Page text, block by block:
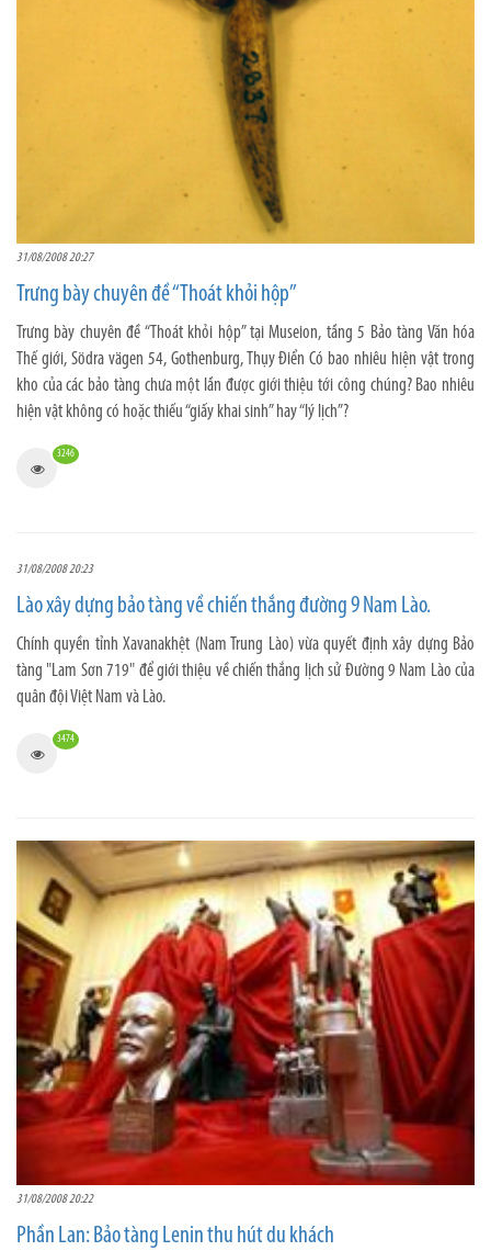
31/08/2008 20:27
Trưng bày chuyên đề “Thoát khỏi hộp”
Trưng bày chuyên đề “Thoát khỏi hộp” tại Museion, tầng 5 Bảo tàng Văn hóa
Thế giới, Södra vägen 54, Gothenburg, Thụy Điển Có bao nhiêu hiện vật trong
kho của các bảo tàng chưa một lần được giới thiệu tới công chúng? Bao nhiêu
hiện vật không có hoặc thiếu “giấy khai sinh” hay “lý lịch”?
3246
31/08/2008 20:23
Lào xây dựng bảo tàng về chiến thắng đường 9 Nam Lào.
Chính quyền tỉnh Xavanakhệt (Nam Trung Lào) vừa quyết định xây dựng Bảo
tàng "Lam Sơn 719" để giới thiệu về chiến thắng lịch sử Đường 9 Nam Lào của
quân đội Việt Nam và Lào.
3474
31/08/2008 20:22
Phần Lan: Bảo tàng Lenin thu hút du khách